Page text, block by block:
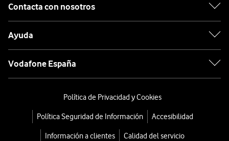
Contacta con nosotros
Ayuda
Vodafone España
Política de Privacidad y Cookies
Política Seguridad de Información Accesibilidad
Información a clientes Calidad del servicio